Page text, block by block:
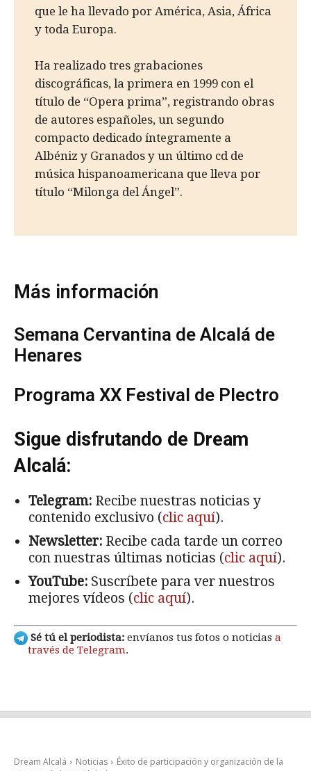
que le ha llevado por América, Asia, África
y toda Europa.
Ha realizado tres grabaciones
discográficas, la primera en 1999 con el
título de “Opera prima”, registrando obras
de autores españoles, un segundo
compacto dedicado íntegramente a
Albéniz y Granados y un último cd de
música hispanoamericana que lleva por
título “Milonga del Ángel”.
Más información
Semana Cervantina de Alcalá de
Henares
Programa XX Festival de Plectro
Sigue disfrutando de Dream
Alcalá:
Telegram: Recibe nuestras noticias y
contenido exclusivo (clic aquí).
Newsletter: Recibe cada tarde un correo
con nuestras últimas noticias (clic aquí).
YouTube: Suscríbete para ver nuestros
mejores vídeos (clic aquí).
Sé tú el periodista: envíanos tus fotos o noticias a
través de Telegram.